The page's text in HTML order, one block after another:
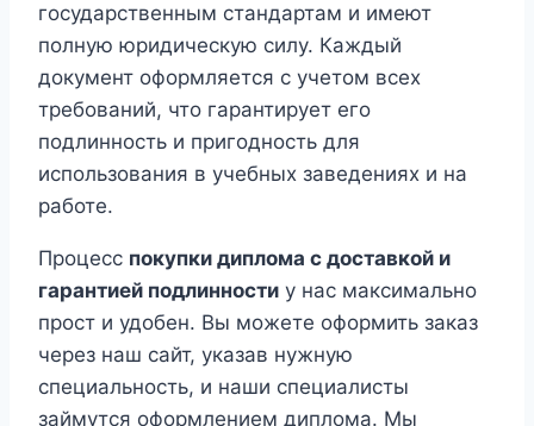
государственным стандартам и имеют
полную юридическую силу. Каждый
документ оформляется с учетом всех
требований, что гарантирует его
подлинность и пригодность для
использования в учебных заведениях и на
работе.
Процесс покупки диплома с доставкой и
гарантией подлинности у нас максимально
прост и удобен. Вы можете оформить заказ
через наш сайт, указав нужную
специальность, и наши специалисты
займутся оформлением диплома. Мы